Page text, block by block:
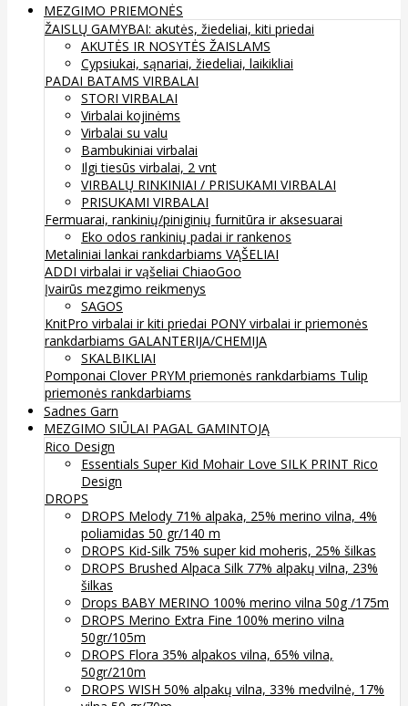
MEZGIMO PRIEMONĖS
ŽAISLŲ GAMYBAI: akutės, žiedeliai, kiti priedai
AKUTĖS IR NOSYTĖS ŽAISLAMS
Cypsiukai, sąnariai, žiedeliai, laikikliai
PADAI BATAMS VIRBALAI
STORI VIRBALAI
Virbalai kojinėms
Virbalai su valu
Bambukiniai virbalai
Ilgi tiesūs virbalai, 2 vnt
VIRBALŲ RINKINIAI / PRISUKAMI VIRBALAI
PRISUKAMI VIRBALAI
Fermuarai, rankinių/piniginių furnitūra ir aksesuarai
Eko odos rankinių padai ir rankenos
Metaliniai lankai rankdarbiams VĄŠELIAI
ADDI virbalai ir vąšeliai ChiaoGoo
Įvairūs mezgimo reikmenys
SAGOS
KnitPro virbalai ir kiti priedai PONY virbalai ir priemonės
rankdarbiams GALANTERIJA/CHEMIJA
SKALBIKLIAI
Pomponai Clover PRYM priemonės rankdarbiams Tulip
priemonės rankdarbiams
Sadnes Garn
MEZGIMO SIŪLAI PAGAL GAMINTOJĄ
Rico Design
Essentials Super Kid Mohair Love SILK PRINT Rico
Design
DROPS
DROPS Melody 71% alpaka, 25% merino vilna, 4%
poliamidas 50 gr/140 m
DROPS Kid-Silk 75% super kid moheris, 25% šilkas
DROPS Brushed Alpaca Silk 77% alpakų vilna, 23%
šilkas
Drops BABY MERINO 100% merino vilna 50g /175m
DROPS Merino Extra Fine 100% merino vilna
50gr/105m
DROPS Flora 35% alpakos vilna, 65% vilna,
50gr/210m
DROPS WISH 50% alpakų vilna, 33% medvilnė, 17%